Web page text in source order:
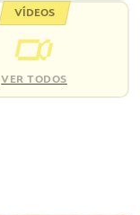
VÍDEOS
VER TODOS